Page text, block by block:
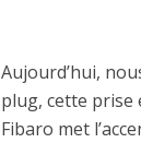
Aujourd’hui,
plug, cette prise
Fibaro met